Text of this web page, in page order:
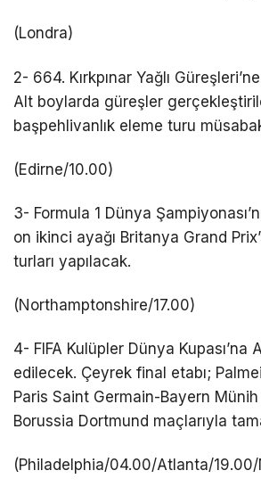
(Londra)
2- 664. Kırkpınar Yağlı
Alt boylarda güreşler
başpehlivanlık eleme turu
(Edirne/10.00)
3- Formula 1 Dünya
on ikinci ayağı Britanya Grand
turları yapılacak.
(Northamptonshire/17.00)
4- FIFA Kulüpler Dünya Kupası’na
edilecek. Çeyrek final etabı;
Paris Saint Germain-Bayern
Borussia Dortmund maçlarıyla
(Philadelphia/04.00/Atlanta/